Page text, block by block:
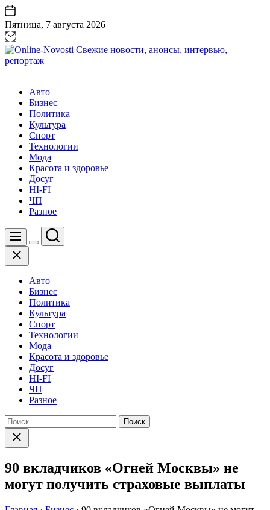
Перейти
к
содержанию
Пятница, 7 августа 2026
Свежие
новости,
анонсы,
интервью,
репортаж
Авто
Бизнес
Политика
Культура
Спорт
Технологии
Мода
Красота и здоровье
Досуг
HI-FI
ЧП
Разное
Меню
Цвет
Поиск
Закрыть
Авто
Бизнес
Политика
Культура
Спорт
Технологии
Мода
Красота и здоровье
Досуг
HI-FI
ЧП
Разное
Найти:
Закрыть
поиск
90 вкладчиков «Огней Москвы» не
могут получить страховые выплаты